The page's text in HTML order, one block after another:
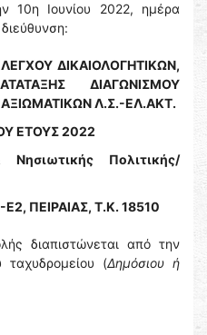
10η Ιουνίου 2022, ημέρα
ΔΙΚΑΙΟΛΟΓΗΤΙΚΩΝ,
ΔΙΑΓΩΝΙΣΜΟΥ
Λ.Σ.-ΕΛ.ΑΚΤ.
ΕΤΟΥΣ 2022
Νησιωτικής Πολιτικής/
ΠΕΙΡΑΙΑΣ, Τ.Κ. 18510
διαπιστώνεται από την
ταχυδρομείου (Δημόσιου ή